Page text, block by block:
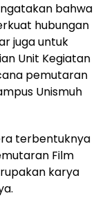
bahwa
hubungan
juga untuk
Unit Kegiatan
pemutaran
Unismuh
terbentuknya
Film
karya